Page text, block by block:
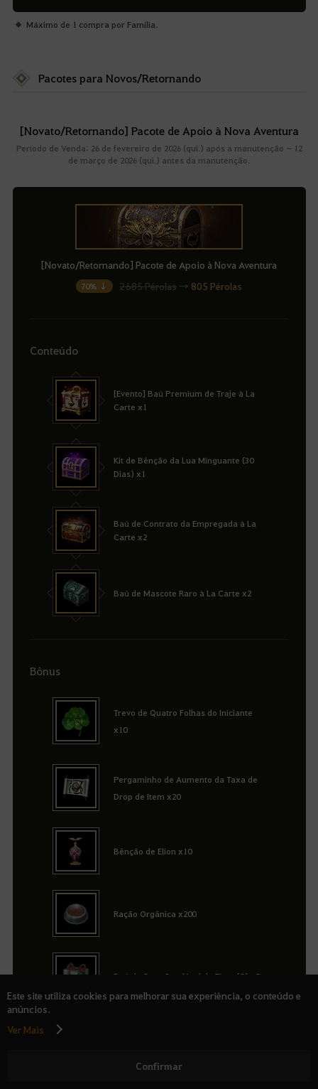
Máximo de 1 compra por Família.
Pacotes para Novos/Retornando
[Novato/Retornando] Pacote de Apoio à Nova Aventura
Período de Venda: 26 de fevereiro de 2026 (qui.) após a manutenção ~ 12
de março de 2026 (qui.) antes da manutenção.
[Novato/Retornando] Pacote de Apoio à Nova Aventura
70% ↓ 2685 Pérolas→ 805 Pérolas
Conteúdo
[Evento] Baú Premium de Traje à La
Carte x1
Kit de Bênção da Lua Minguante (30
Dias) x1
Baú de Contrato da Empregada à La
Carte x2
Baú de Mascote Raro à La Carte x2
Bônus
Trevo de Quatro Folhas do Iniciante
x10
Pergaminho de Aumento da Taxa de
Drop de Item x20
Bênção de Elion x10
Ração Orgânica x200
Baú de Suco Saudável de Finto (G) x5
Máximo de 1 compra por Família.
Este site utiliza cookies para melhorar sua experiência, o conteúdo e
anúncios.
Ver Mais
Confirmar